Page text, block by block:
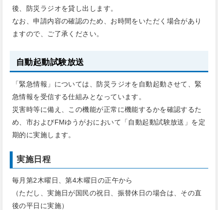
後、防災ラジオを貸し出します。
なお、申請内容の確認のため、お時間をいただく場合があり
ますので、ご了承ください。
自動起動試験放送
「緊急情報」については、防災ラジオを自動起動させて、緊
急情報を受信する仕組みとなっています。
災害時等に備え、この機能が正常に機能するかを確認するた
め、市およびFMゆうがおにおいて「自動起動試験放送」を定
期的に実施します。
実施日程
毎月第2木曜日、第4木曜日の正午から
（ただし、実施日が国民の祝日、振替休日の場合は、その直
後の平日に実施）